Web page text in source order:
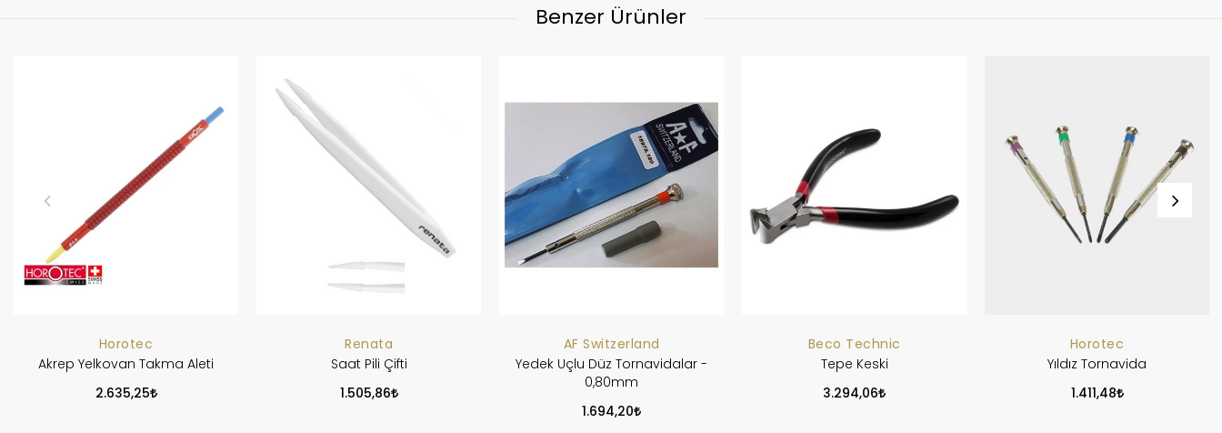
Benzer Ürünler
Horotec
Akrep Yelkovan Takma Aleti
2.635,25
Renata
Saat Pili Çifti
1.505,86
AF Switzerland
Yedek Uçlu Düz Tornavidalar -
0,80mm
1.694,20
Beco Technic
Tepe Keski
3.294,06
Horotec
Yıldız Tornavida
1.411,48